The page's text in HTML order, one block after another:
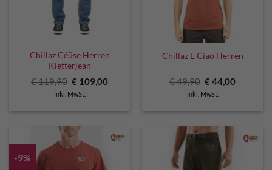
Chillaz Céüse Herren
Kletterjean
€119,90 Ursprünglicher
Preis
war:
€ 109,00Aktueller
inkl. MwSt.
Chillaz E Ciao Herren
€49,90 Ursprünglicher
Preis
war:
€44,00
inkl. MwSt.
-9%